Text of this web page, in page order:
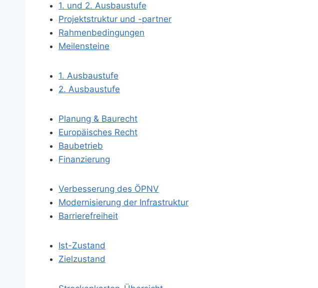
1. und 2. Ausbaustufe
Projektstruktur und -partner
Rahmenbedingungen
Meilensteine
1. Ausbaustufe
2. Ausbaustufe
Planung & Baurecht
Europäisches Recht
Baubetrieb
Finanzierung
Verbesserung des ÖPNV
Modernisierung der Infrastruktur
Barrierefreiheit
Ist-Zustand
Zielzustand